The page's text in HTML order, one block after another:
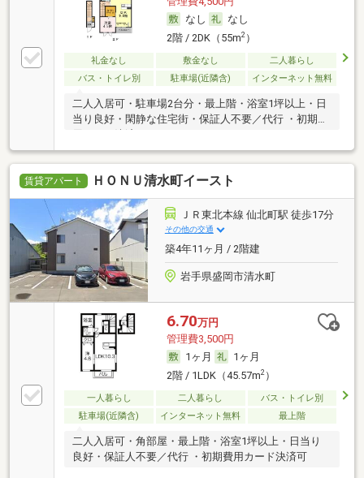
なし
なし
2階 / 2DK（55m2）
礼金なし 敷金なし
二人暮らし
バス・トイレ別
駐車場(近隣含) インターネット無料
二人入居可・駐車場2台分・最上階・浴室1坪以上・日
当り良好・閑静な住宅街・保証人不要／代行 ・初期費
賃貸アパート ＨＯＮＵ清水町イースト
ＪＲ東北本線 仙北町駅 徒歩17分
その他の交通
築4年11ヶ月 / 2階建
岩手県盛岡市清水町
6.70万円
管理費3,500円
1ヶ月
1ヶ月
2階 / 1LDK（45.57m2）
一人暮らし 二人暮らし
バス・トイレ別
駐車場(近隣含)
インターネット無料 最上階
二人入居可・角部屋・最上階・浴室1坪以上・日当り
良好・保証人不要／代行 ・初期費用カード決済可